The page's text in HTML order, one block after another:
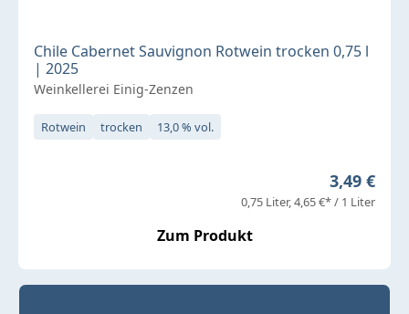
Chile Cabernet Sauvignon Rotwein trocken 0,75 l
| 2025
Weinkellerei Einig-Zenzen
Rotwein trocken 13,0 % vol.
Regulärer
3,49 €
0,75 Liter 4,65 €* / 1 Liter
Zum Produkt